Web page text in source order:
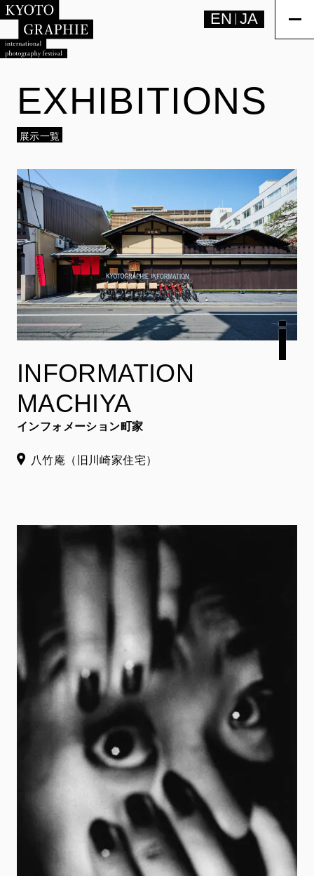
EN JA
EXHIBITIONS
展示一覧
INFORMATION
MACHIYA
インフォメーション町家
八竹庵（旧川崎家住宅）